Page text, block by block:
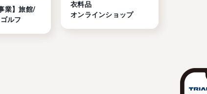
業】旅館/
ルフ
衣料品
オンラインショップ